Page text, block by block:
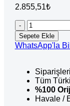
2.855,51₺
KodPrint
KPS60
Masaüstü
Fiş
adet
Sepete Ekle
WhatsApp'la
Tüm
%100
Havale /